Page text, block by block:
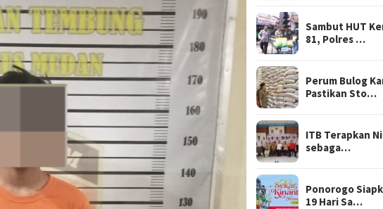
Sambut HUT
81, Polres …
Perum Bulog
Pastikan Sto…
ITB Terapkan
sebaga…
Ponorogo
19 Hari Sa…